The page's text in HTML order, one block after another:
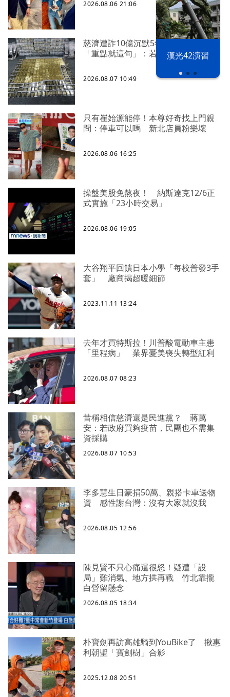
漢光42演習
2026.08.06 21:06
慈濟遭詐10億沉默5年 四叉貓看聲明
「重點就這句」：若判有罪錢還我
2026.08.07 10:49
只有崔始源能停！本尊好奇找上門親
問：停車可以嗎 新北店員粉樂壞
2026.08.06 16:25
操盤美股免熬夜！ 納斯達克12/6正
式實施「23小時交易」
2026.08.06 19:05
大谷翔平回饋日本小學「每校普發3手
套」 廠商揭超暖細節
2023.11.11 13:24
去年才買特斯拉！川普酸電動車主患
「里程病」 業界憂美喪失轉型紅利
2026.08.07 08:23
昔稱相信慈濟還是民進黨？ 蔣萬
安：若政府買夠疫苗，民團也不需集
資採購
2026.08.07 10:53
李多慧生日豪捐50萬、親搭卡車送物
資 感性謝台灣：沒有大家就沒我
2026.08.05 12:56
陳見賢不只心痛還很怒！疑遭「設
局」難消氣、地方拱再戰 竹北靠攏
白營留懸念
2026.08.05 18:34
朴寶劍再訪高雄騎到YouBike了 揪惠
利朝聖「寶劍樹」合影
2025.12.08 20:51